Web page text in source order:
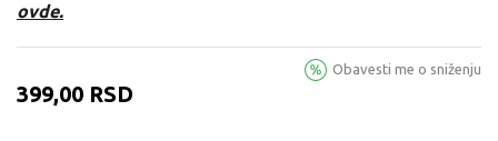
ovde.
399,00 RSD
Obavesti me o sniženju